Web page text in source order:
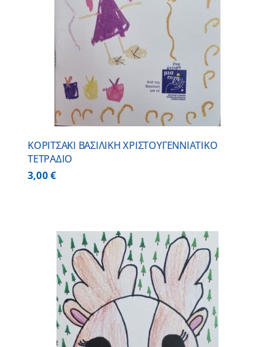
ΚΟΡΙΤΣΑΚΙ ΒΑΣΙΛΙΚΗ ΧΡΙΣΤΟΥΓΕΝΝΙΑΤΙΚΟ
ΤΕΤΡΑΔΙΟ
3,00€